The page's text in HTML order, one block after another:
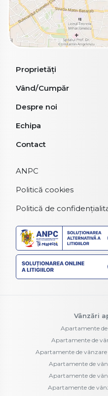
Proprietăți
Vând/Cumpăr
Despre noi
Echipa
Contact
ANPC
Politică cookies
Politică de
Vânzări
Apartamente
Apartamente de
Apartamente de vânzare
Apartamente de
Apartamente de
Apartamente de